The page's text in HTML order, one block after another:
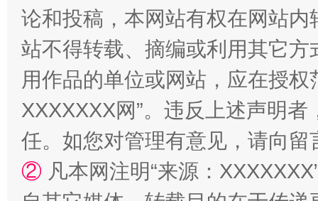
漫山遍野的桃花与雪山、麦地、白藏房 除
论和投稿，本网站有权在网站
站不得转载、摘编或利用其它
用作品的单位或网站，应在授
XXXXXXX网”。违反上述声明
任。如您对管理有意见，请向
② 凡本网注明“来源：